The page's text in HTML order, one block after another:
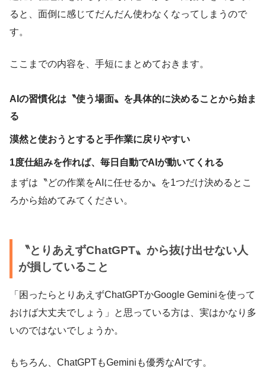
ると、面倒に感じてだんだん使わなくなってしまうので
す。
ここまでの内容を、手短にまとめておきます。
AIの習慣化は〝使う場面〟を具体的に決めることから始ま
る
漠然と使おうとすると手作業に戻りやすい
1度仕組みを作れば、毎日自動でAIが動いてくれる
まずは〝どの作業をAIに任せるか〟を1つだけ決めるとこ
ろから始めてみてください。
〝とりあえずChatGPT〟から抜け出せない人
が損していること
「困ったらとりあえずChatGPTかGoogle Geminiを使って
おけば大丈夫でしょう」と思っている方は、実はかなり多
いのではないでしょうか。
もちろん、ChatGPTもGeminiも優秀なAIです。